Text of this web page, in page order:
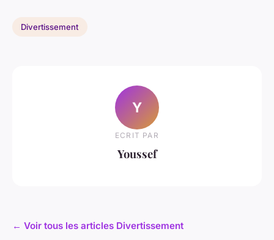
Divertissement
Y
ECRIT PAR
Youssef
← Voir tous les articles Divertissement